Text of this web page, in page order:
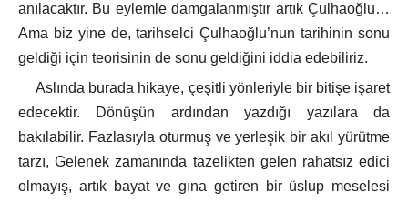
anılacaktır. Bu eylemle damgalanmıştır artık Çulhaoğlu…
Ama biz yine de, tarihselci Çulhaoğlu’nun tarihinin sonu
geldiği için teorisinin de sonu geldiğini iddia edebiliriz.
Aslında burada hikaye, çeşitli yönleriyle bir bitişe işaret
edecektir. Dönüşün ardından yazdığı yazılara da
bakılabilir. Fazlasıyla oturmuş ve yerleşik bir akıl yürütme
tarzı, Gelenek zamanında tazelikten gelen rahatsız edici
olmayış, artık bayat ve gına getiren bir üslup meselesi